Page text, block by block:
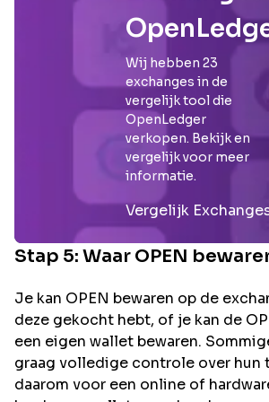
Wij hebben 23
exchanges in de
vergelijk tool die
OpenLedger
verkopen. Bekijk en
vergelijk voor meer
informatie.
Vergelijk
Stap 5: Waar OPEN
Je kan OPEN bewaren op de
deze gekocht hebt, of je kan de
een eigen wallet bewaren.
graag volledige controle over hun
daarom voor een online of